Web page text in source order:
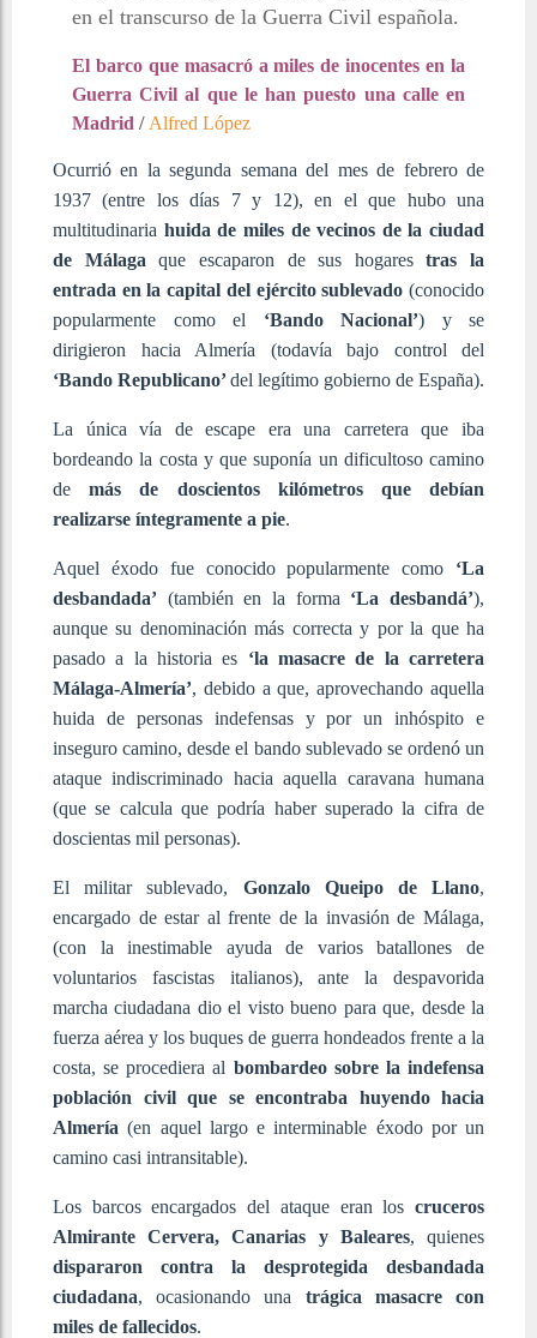
en el transcurso de la Guerra Civil española.
El barco que masacró a miles de inocentes en la
Guerra Civil al que le han puesto una calle en
Madrid / Alfred López
Ocurrió en la segunda semana del mes de febrero de
1937 (entre los días 7 y 12), en el que hubo una
multitudinaria huida de miles de vecinos de la ciudad
de Málaga que escaparon de sus hogarestras la
entrada en la capital del ejército sublevado (conocido
popularmente como el ‘Bando Nacional’) y se
dirigieron hacia Almería (todavía bajo control del
‘Bando Republicano’del legítimo gobierno de España).
La única vía de escape era una carretera que iba
bordeando la costa y que suponía un dificultoso camino
demás de doscientos kilómetros que debían
realizarse íntegramente a pie.
Aquel éxodo fue conocido popularmente como ‘La
desbandada’ (también en la forma ‘La desbandá’),
aunque su denominación más correcta y por la que ha
pasado a la historia es ‘la masacre de la carretera
Málaga-Almería’, debido a que, aprovechando aquella
huida de personas indefensas y por un inhóspito e
inseguro camino, desde el bando sublevado se ordenó un
ataque indiscriminado hacia aquella caravana humana
(que se calcula que podría haber superado la cifra de
doscientas mil personas).
El militar sublevado, Gonzalo Queipo de Llano,
encargado de estar al frente de la invasión de Málaga,
(con la inestimable ayuda de varios batallones de
voluntarios fascistas italianos), ante la despavorida
marcha ciudadana dio el visto bueno para que, desde la
fuerza aérea y los buques de guerra hondeados frente a la
costa, se procediera al bombardeo sobre la indefensa
población civil que se encontraba huyendo hacia
Almería (en aquel largo e interminable éxodo por un
camino casi intransitable).
Los barcos encargados del ataque eran los cruceros
Almirante Cervera, Canarias y Baleares, quienes
dispararon contra la desprotegida desbandada
ciudadana, ocasionando una trágica masacre con
miles de fallecidos.